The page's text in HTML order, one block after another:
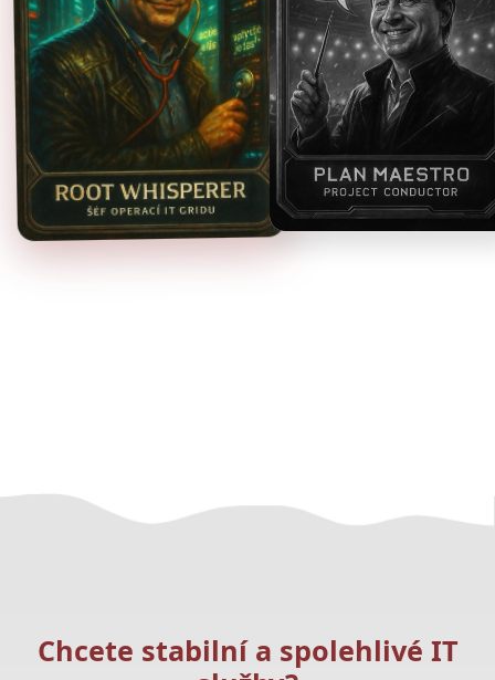
Jan Pavel Dušan Zierl
Chcete stabilní a spolehlivé IT